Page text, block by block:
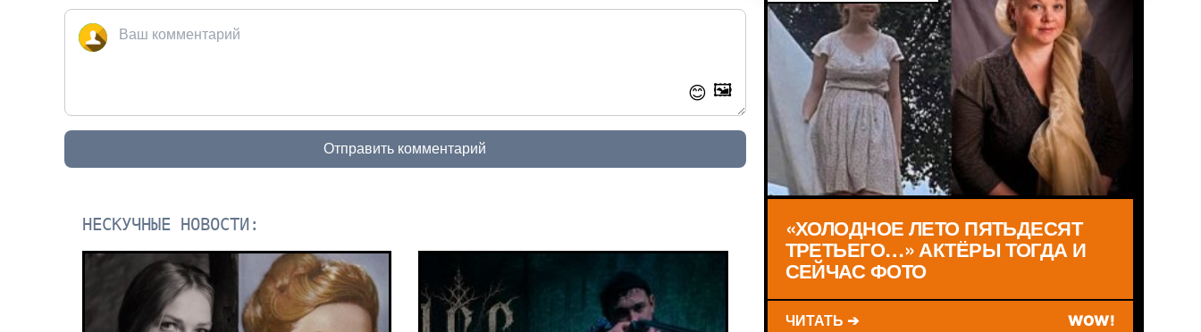
😊 🖼️
Отправить комментарий
НЕСКУЧНЫЕ НОВОСТИ: «ХОЛОДНОЕ ЛЕТО ПЯТЬДЕСЯТ
ТРЕТЬЕГО…» АКТЁРЫ ТОГДА И
СЕЙЧАС ФОТО
ЧИТАТЬ ➔ WOW!